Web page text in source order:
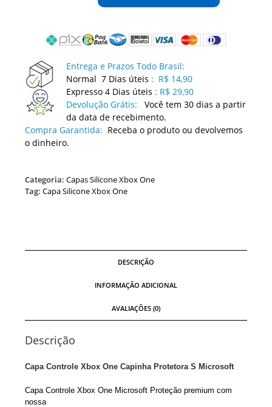
quantidade
Entrega e Prazos Todo Brasil:
Normal 7 Dias úteis : R$ 14,90
Expresso 4 Dias úteis : R$ 29,90
Devolução Grátis:
Você tem 30 dias a partir
da data de recebimento.
Compra Garantida: Receba o produto ou devolvemos
o dinheiro.
Categoria:Capas Silicone Xbox One
Tag:Capa Silicone Xbox One
DESCRIÇÃO
INFORMAÇÃO ADICIONAL
AVALIAÇÕES (0)
Descrição
Capa Controle Xbox One Capinha Protetora S Microsoft
Capa Controle Xbox One Microsoft Proteção premium com
nossa